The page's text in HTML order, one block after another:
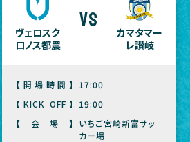
ヴェロスク
ロノス都農
vs
カマタマー
レ讃岐
【開場時間】
17:00
【KICK OFF】
19:00
【会場】
いちご宮崎新富サッ
カー場